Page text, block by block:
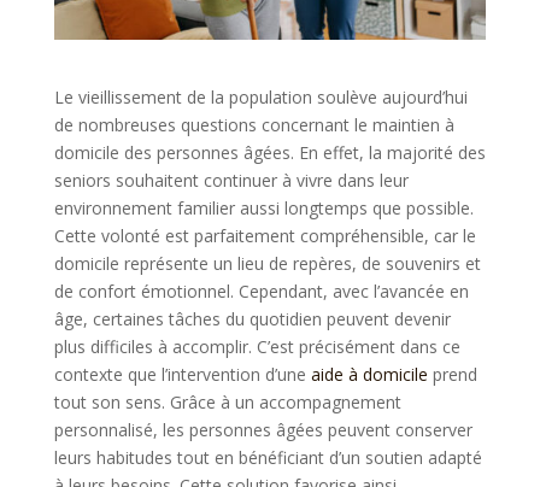
Le vieillissement de la population soulève aujourd’hui
de nombreuses questions concernant le maintien à
domicile des personnes âgées. En effet, la majorité des
seniors souhaitent continuer à vivre dans leur
environnement familier aussi longtemps que possible.
Cette volonté est parfaitement compréhensible, car le
domicile représente un lieu de repères, de souvenirs et
de confort émotionnel. Cependant, avec l’avancée en
âge, certaines tâches du quotidien peuvent devenir
plus difficiles à accomplir. C’est précisément dans ce
contexte que l’intervention d’une aide à domicile prend
tout son sens. Grâce à un accompagnement
personnalisé, les personnes âgées peuvent conserver
leurs habitudes tout en bénéficiant d’un soutien adapté